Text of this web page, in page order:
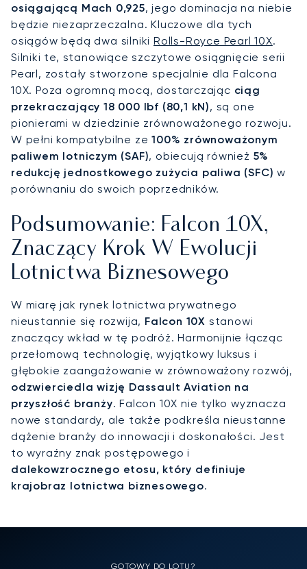
osiągającą Mach 0,925, jego dominacja na niebie
będzie niezaprzeczalna. Kluczowe dla tych
osiągów będą dwa silnikiRolls-Royce Pearl 10X.
Silniki te, stanowiące szczytowe osiągnięcie serii
Pearl, zostały stworzone specjalnie dla Falcona
10X. Poza ogromną mocą, dostarczając ciąg
przekraczający 18 000 lbf (80,1 kN), są one
pionierami w dziedzinie zrównoważonego rozwoju.
W pełni kompatybilne ze100% zrównoważonym
paliwem lotniczym (SAF), obiecują również 5%
redukcję jednostkowego zużycia paliwa (SFC) w
porównaniu do swoich poprzedników.
Podsumowanie: Falcon 10X,
Znaczący Krok W Ewolucji
Lotnictwa Biznesowego
W miarę jak rynek lotnictwa prywatnego
nieustannie się rozwija, Falcon 10X stanowi
znaczący wkład w tę podróż. Harmonijnie łącząc
przełomową technologię, wyjątkowy luksus i
głębokie zaangażowanie w zrównoważony rozwój,
odzwierciedla wizję Dassault Aviation na
przyszłość branży. Falcon 10X nie tylko wyznacza
nowe standardy, ale także podkreśla nieustanne
dążenie branży do innowacji i doskonałości. Jest
to wyraźny znak postępowego i
dalekowzrocznego etosu, który definiuje
krajobraz lotnictwa biznesowego.
GOTOWY DO LOTU?